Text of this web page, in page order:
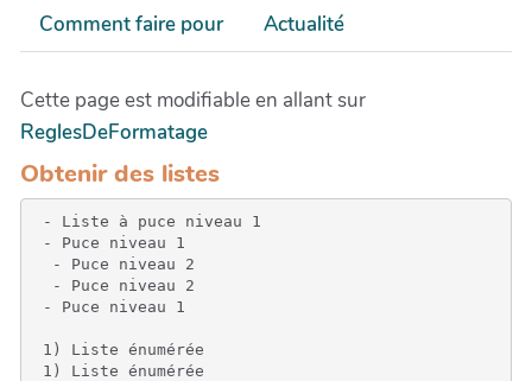
Comment faire pour
Actualité
Cette page est modifiable en allant sur
ReglesDeFormatage
Obtenir des listes
- Liste à puce niveau 1
- Puce niveau 1
  - Puce niveau 2
  - Puce niveau 2
- Puce niveau 1
1) Liste énumérée
1) Liste énumérée